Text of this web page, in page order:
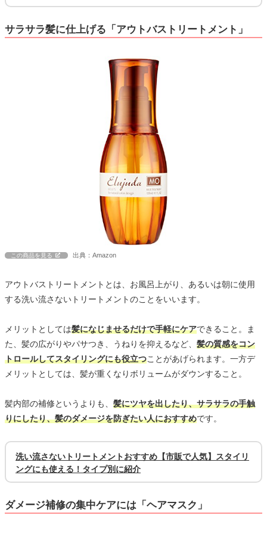
サラサラ髪に仕上げる「アウトバストリートメント」
この商品を見る 出典：Amazon
アウトバストリートメントとは、お風呂上がり、あるいは朝に使用
する洗い流さないトリートメントのことをいいます。
メリットとしては髪になじませるだけで手軽にケアできること。ま
た、髪の広がりやパサつき、うねりを抑えるなど、 髪の質感をコン
トロールしてスタイリングにも役立つことがあげられます。一方デ
メリットとしては、髪が重くなりボリュームがダウンすること。
髪内部の補修というよりも、 髪にツヤを出したり、サラサラの手触
りにしたり、髪のダメージを防ぎたい人におすすめです。
洗い流さないトリートメントおすすめ【市販で人気】スタイリ
ングにも使える！タイプ別に紹介
ダメージ補修の集中ケアには「ヘアマスク」